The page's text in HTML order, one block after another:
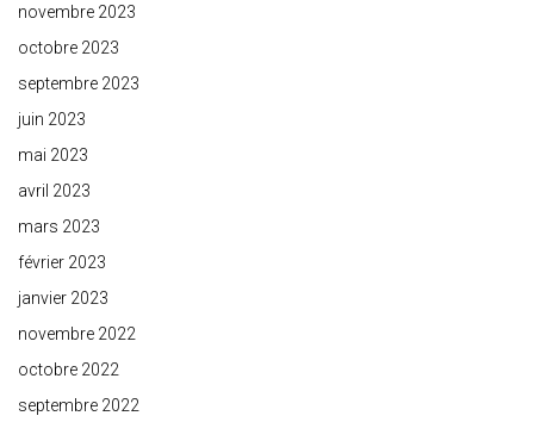
novembre 2023
octobre 2023
septembre 2023
juin 2023
mai 2023
avril 2023
mars 2023
février 2023
janvier 2023
novembre 2022
octobre 2022
septembre 2022